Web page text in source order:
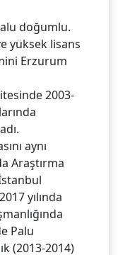
doğumlu.
yüksek lisans
Erzurum
2003-
aynı
Araştırma
yılında
Palu
(2013-2014)